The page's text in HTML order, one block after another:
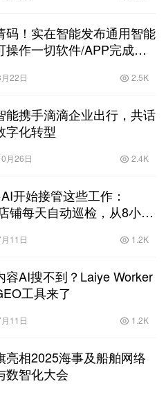
码！实在智能发布通用智能
操作一切软件/APP完成工
22日 2.5K
能携手滴滴企业出行，共话
字化转型
月26日 2.4K
开始接管这些工作：
铺每天自动巡检，从8小时
11日 1.2K
容AI搜不到？Laiye Worker
工具来了
11日 1.2K
亮相2025海事及船舶网络
数智化大会